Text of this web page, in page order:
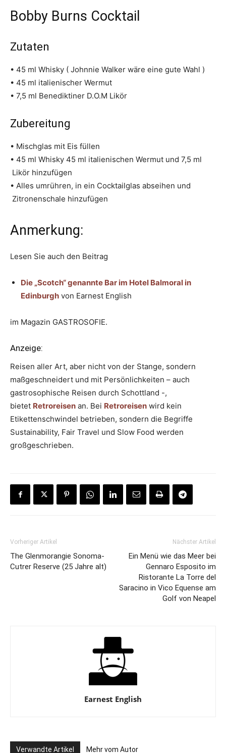
Bobby Burns Cocktail
Zutaten
• 45 ml Whisky ( Johnnie Walker wäre eine gute Wahl )
• 45 ml italienischer Wermut
• 7,5 ml Benediktiner D.O.M Likör
Zubereitung
• Mischglas mit Eis füllen
• 45 ml Whisky 45 ml italienischen Wermut und 7,5 ml
Likör hinzufügen
• Alles umrühren, in ein Cocktailglas abseihen und
Zitronenschale hinzufügen
Anmerkung:
Lesen Sie auch den Beitrag
Die „Scotch“ genannte Bar im Hotel Balmoral in
Edinburgh von Earnest English
im Magazin GASTROSOFIE.
Anzeige:
Reisen aller Art, aber nicht von der Stange, sondern
maßgeschneidert und mit Persönlichkeiten – auch
gastrosophische Reisen durch Schottland -,
bietet Retroreisen an. Bei Retroreisen wird kein
Etikettenschwindel betrieben, sondern die Begriffe
Sustainability, Fair Travel und Slow Food werden
großgeschrieben.
Vorheriger Artikel
The Glenmorangie Sonoma-
Cutrer Reserve (25 Jahre alt)
Nächster Artikel
Ein Menü wie das Meer bei
Gennaro Esposito im
Ristorante La Torre del
Saracino in Vico Equense am
Golf von Neapel
Earnest English
Verwandte Artikel Mehr vom Autor